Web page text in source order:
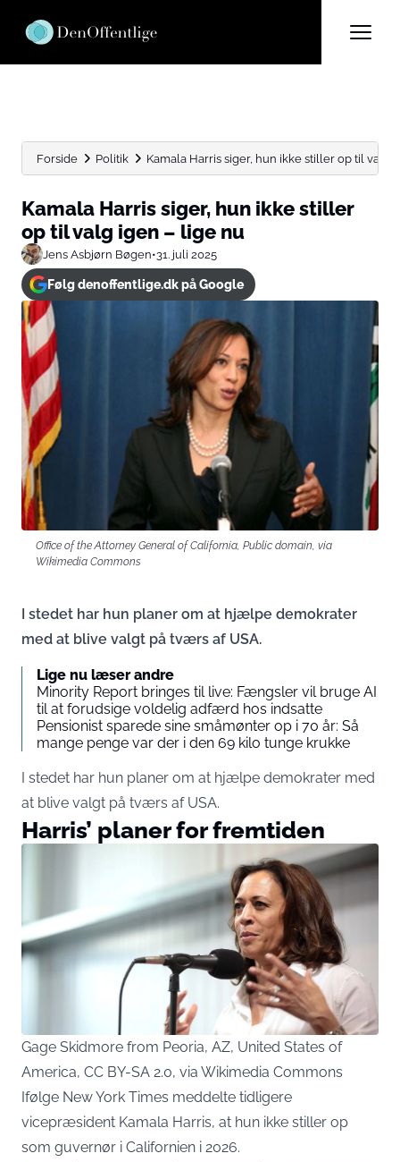
Forside Politik Kamala Harris siger, hun ikke stiller op til valg
Kamala Harris siger, hun ikke stiller
op til valg igen – lige nu
Jens Asbjørn Bøgen•31. juli 2025
Følg denoffentlige.dk på Google
Office of the Attorney General of California, Public domain, via
Wikimedia Commons
I stedet har hun planer om at hjælpe demokrater
med at blive valgt på tværs af USA.
Lige nu læser andre
Minority Report bringes til live: Fængsler vil bruge AI
til at forudsige voldelig adfærd hos indsatte
Pensionist sparede sine småmønter op i 70 år: Så
mange penge var der i den 69 kilo tunge krukke
I stedet har hun planer om at hjælpe demokrater med
at blive valgt på tværs af USA.
Harris’ planer for fremtiden
Gage Skidmore from Peoria, AZ, United States of
America, CC BY-SA 2.0, via Wikimedia Commons
Ifølge New York Times meddelte tidligere
vicepræsident Kamala Harris, at hun ikke stiller op
som guvernør i Californien i 2026.